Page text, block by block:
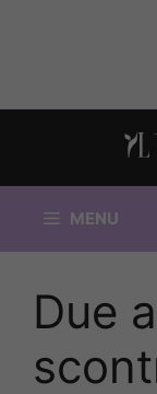
MENU
Due